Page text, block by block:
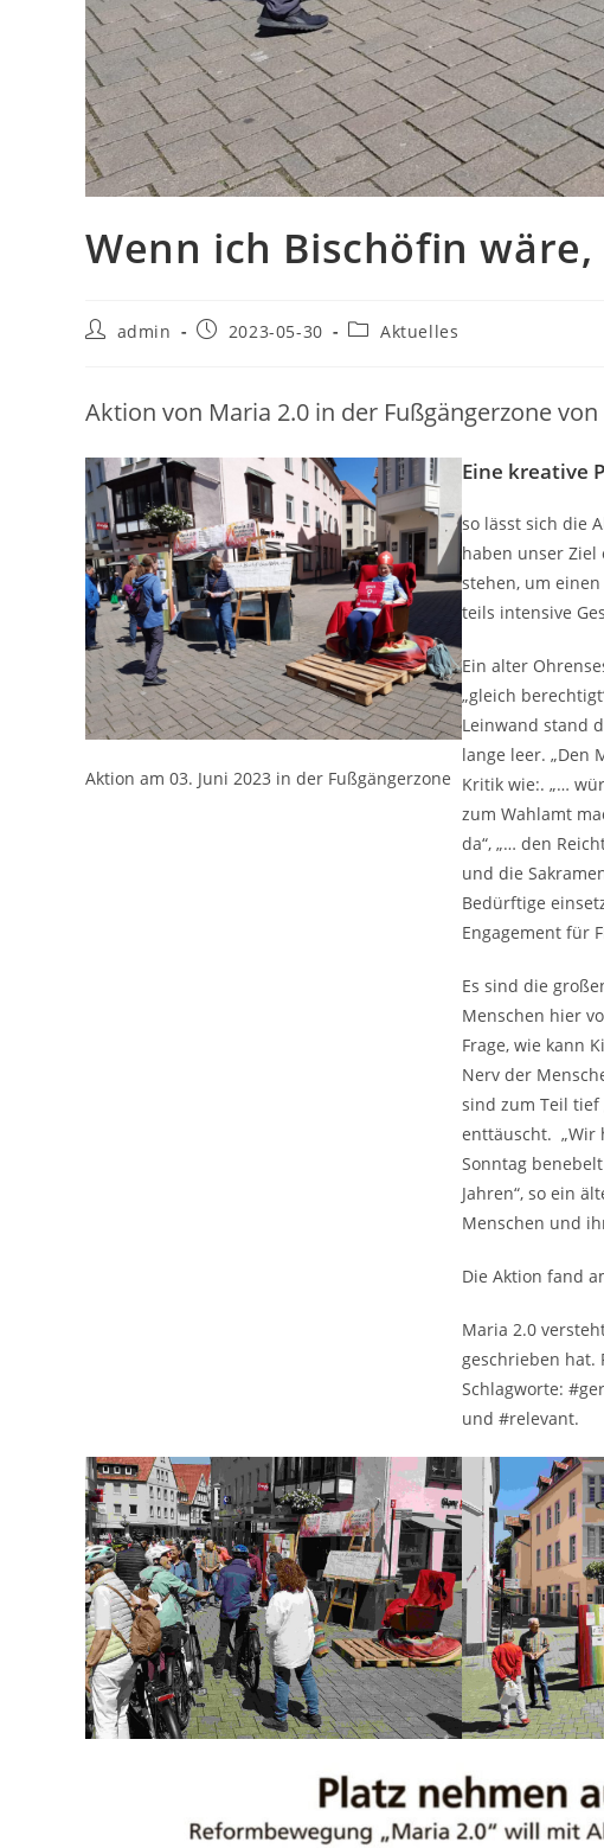
Wenn ich Bischöfin
Beitrags-
admin
Beitrag2023-05-30
Beitrags-
Aktuelles
Aktion von Maria 2.0 in der Fußgängerzone
Aktion am 03. Juni 2023 in der Fußgängerzone
Eine kreative
so lässt sich die
haben unser Ziel
stehen, um
teils intensive
Ein alter
„gleich
Leinwand stand
lange leer. „Den
Kritik wie:. „…
zum Wahlamt
da“, „… den
und die
Bedürftige
Engagement für
Es sind die
Menschen hier
Frage, wie kann
Nerv der
sind zum Teil
enttäuscht. „Wir
Sonntag
Jahren“, so ein
Menschen und
Die Aktion fand
Maria 2.0
geschrieben hat.
Schlagworte:
und #relevant.